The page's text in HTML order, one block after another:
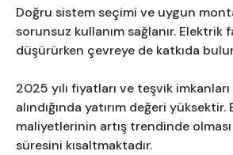
Doğru sistem seçimi ve uygun
sorunsuz kullanım sağlanır. Elektrik
düşürürken çevreye de katkıda
2025 yılı fiyatları ve teşvik
alındığında yatırım değeri yüksektir.
maliyetlerinin artış trendinde
süresini kısaltmaktadır.